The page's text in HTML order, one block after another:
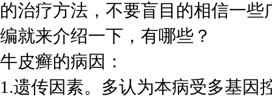
的治疗方法，不要盲目的相信一
编就来介绍一下，有哪些？
牛皮癣的病因：
1.遗传因素。多认为本病受多基因